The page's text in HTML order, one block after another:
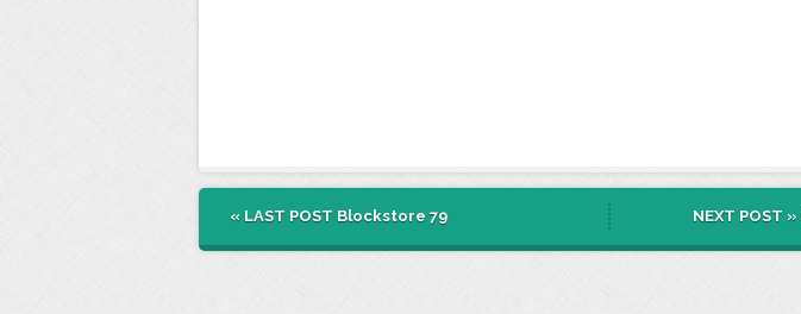
« LAST POST Blockstore 79 NEXT POST »